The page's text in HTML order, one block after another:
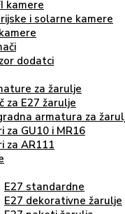
kamere
i solarne kamere
dodatci
za žarulje
za E27 žarulje
armatura za
za GU10 i MR16
za AR111
E27 standardne
E27 dekorativne žarulje